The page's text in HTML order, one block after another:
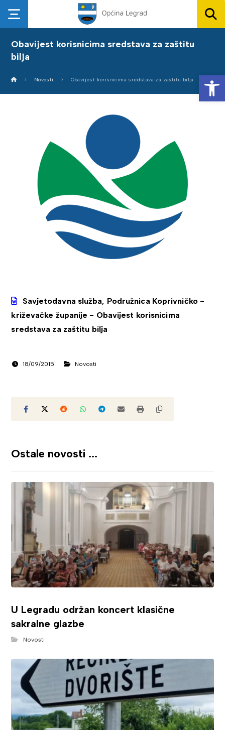
Obavijest korisnicima sredstava za zaštitu
bilja
Novosti Obavijest korisnicima sredstava za zaštitu bilja
Savjetodavna služba, Podružnica Koprivničko -
križevačke županije - Obavijest korisnicima
sredstava za zaštitu bilja
18/09/2015 Novosti
Ostale novosti ...
U Legradu održan koncert klasične
sakralne glazbe
Novosti